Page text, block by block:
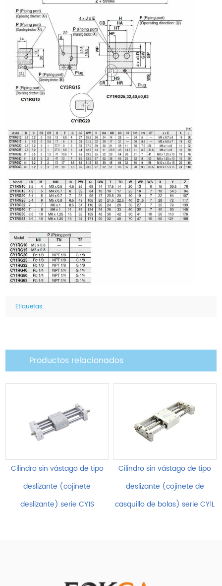
Etiquetas:
Productos relacionados
Cilindro sin vástago de tipo
deslizante (cojinete
deslizante) serie CY1S
Cilindro sin vástago de tipo
deslizante (cojinete de
casquillo de bolas) serie CY1L